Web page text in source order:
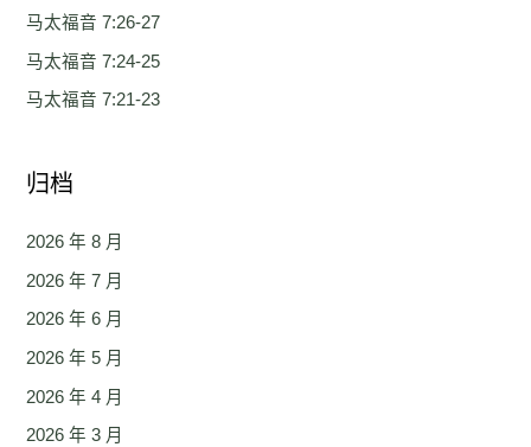
马太福音 7:26-27
马太福音 7:24-25
马太福音 7:21-23
归档
2026 年 8 月
2026 年 7 月
2026 年 6 月
2026 年 5 月
2026 年 4 月
2026 年 3 月